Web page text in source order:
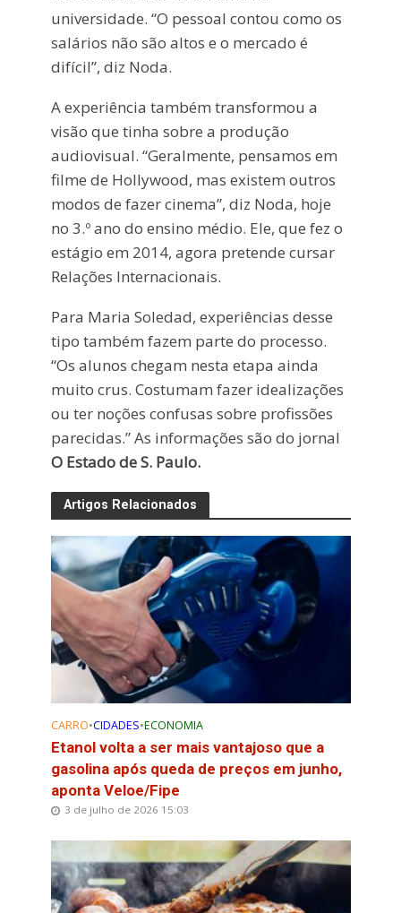
universidade. “O pessoal contou como os
salários não são altos e o mercado é
difícil”, diz Noda.
A experiência também transformou a
visão que tinha sobre a produção
audiovisual. “Geralmente, pensamos em
filme de Hollywood, mas existem outros
modos de fazer cinema”, diz Noda, hoje
no 3.º ano do ensino médio. Ele, que fez o
estágio em 2014, agora pretende cursar
Relações Internacionais.
Para Maria Soledad, experiências desse
tipo também fazem parte do processo.
“Os alunos chegam nesta etapa ainda
muito crus. Costumam fazer idealizações
ou ter noções confusas sobre profissões
parecidas.” As informações são do jornal
O Estado de S. Paulo.
Artigos Relacionados
CARRO•CIDADES•ECONOMIA
Etanol volta a ser mais vantajoso que a
gasolina após queda de preços em junho,
aponta Veloe/Fipe
3 de julho de 2026 15:03